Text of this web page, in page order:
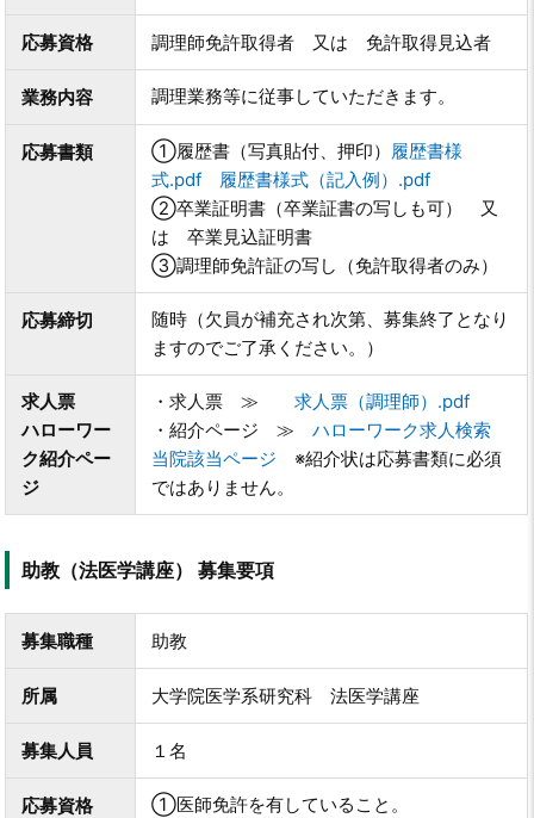
応募資格 調理師免許取得者 又は 免許取得見込者
業務内容 調理業務等に従事していただきます。
応募書類 ①履歴書（写真貼付、押印） 履歴書様
式.pdf
履歴書様式（記入例）.pdf
②卒業証明書（卒業証書の写しも可） 又
は 卒業見込証明書
③調理師免許証の写し（免許取得者のみ）
応募締切
随時（欠員が補充され次第、募集終了となり
ますのでご了承ください。）
求人票
ハローワー
ク紹介ペー
ジ
・求人票 ≫
求人票（調理師）.pdf
・紹介ページ ≫ハローワーク求人検索
当院該当ページ ※紹介状は応募書類に必須
ではありません。
助教（法医学講座） 募集要項
募集職種 助教
所属 大学院医学系研究科 法医学講座
募集人員 １名
応募資格
①医師免許を有していること。